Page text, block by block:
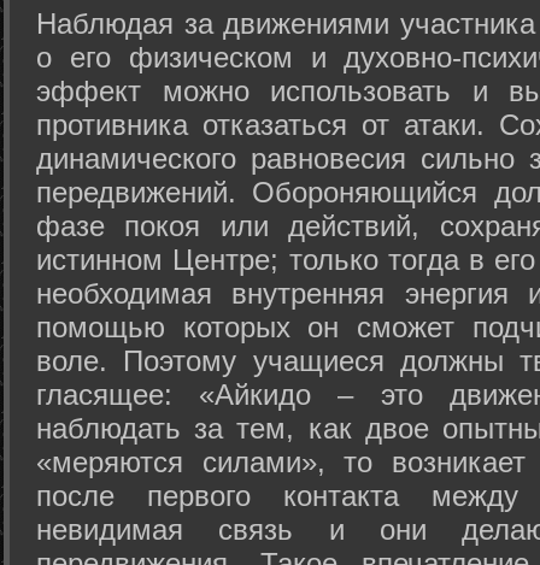
Hаблюдая за движениями
о его физическом и духовно-
эффект можно использовать и
противника отказаться от атаки.
динамического равновесия сильно
передвижений. Обороняющийся
фазе покоя или действий,
истинном Центре; только тогда в
необходимая внутренняя
помощью которых он сможет
воле. Поэтому учащиеся должны
гласящее: «Айкидо – это
наблюдать за тем, как двое
«меряются силами», то возникает
после первого контакта
невидимая связь и они